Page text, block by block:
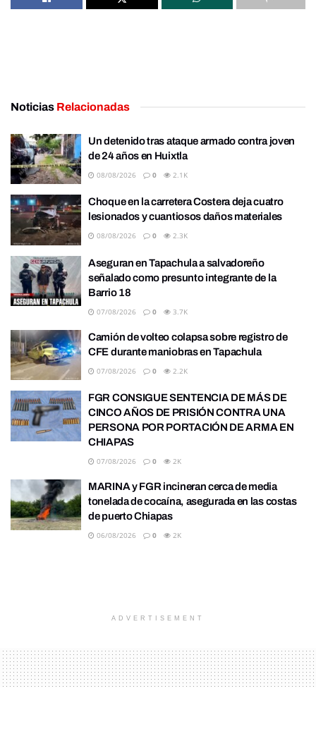
Noticias Relacionadas
Un detenido tras ataque armado contra joven
de 24 años en Huixtla
08/08/2026 0 2.1K
Choque en la carretera Costera deja cuatro
lesionados y cuantiosos daños materiales
08/08/2026 0 2.3K
Aseguran en Tapachula a salvadoreño
señalado como presunto integrante de la
Barrio 18
07/08/2026 0 3.7K
Camión de volteo colapsa sobre registro de
CFE durante maniobras en Tapachula
07/08/2026 0 2.2K
FGR CONSIGUE SENTENCIA DE MÁS DE
CINCO AÑOS DE PRISIÓN CONTRA UNA
PERSONA POR PORTACIÓN DE ARMA EN
CHIAPAS
07/08/2026 0 2K
MARINA y FGR incineran cerca de media
tonelada de cocaína, asegurada en las costas
de puerto Chiapas
06/08/2026 0 2K
ADVERTISEMENT